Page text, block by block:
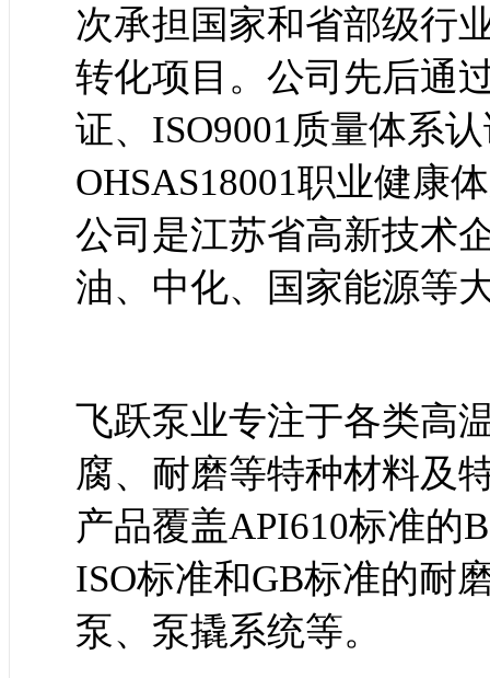
次承担国家和省部级行
转化项目。公司先后通
证、ISO9001质量体系
OHSAS18001职业健康
公司是江苏省高新技术
油、中化、国家能源等
飞跃泵业专注于各类高
腐、耐磨等特种材料及
产品覆盖API610标准的
ISO标准和GB标准的耐
泵、泵撬系统等。